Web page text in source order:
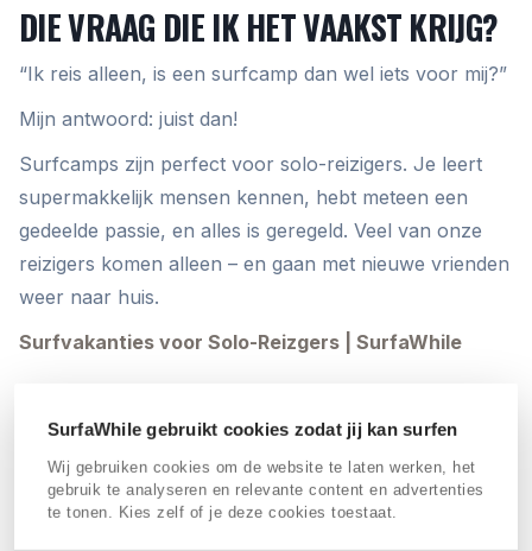
SurfaWhile gebruikt cookies zodat jij kan surfen
Wij gebruiken cookies om de website te laten werken, het
gebruik te analyseren en relevante content en advertenties
te tonen. Kies zelf of je deze cookies toestaat.
DIE VRAAG DIE IK HET VAAKST KRIJG?
“Ik reis alleen, is een surfcamp dan wel iets voor mij?”
Mijn antwoord: juist dan!
Surfcamps zijn perfect voor solo-reizigers. Je leert
supermakkelijk mensen kennen, hebt meteen een
gedeelde passie, en alles is geregeld. Veel van onze
reizigers komen alleen – en gaan met nieuwe vrienden
weer naar huis.
Surfvakanties voor Solo-Reizgers | SurfaWhile
Over de auteur